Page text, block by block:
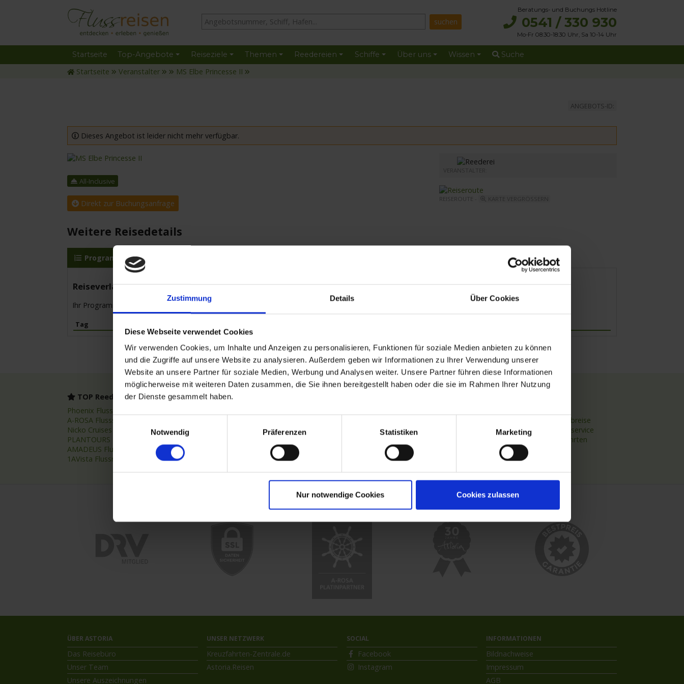
Zustimmung Details Über Cookies
Diese Webseite verwendet Cookies
Wir verwenden Cookies, um Inhalte und Anzeigen zu personalisieren, Funktionen für soziale Medien anbieten zu können
und die Zugriffe auf unsere Website zu analysieren. Außerdem geben wir Informationen zu Ihrer Verwendung unserer
Website an unsere Partner für soziale Medien, Werbung und Analysen weiter. Unsere Partner führen diese Informationen
möglicherweise mit weiteren Daten zusammen, die Sie ihnen bereitgestellt haben oder die sie im Rahmen Ihrer Nutzung
der Dienste gesammelt haben.
Einwilligungsauswahl
Notwendig
Präferenzen Statistiken Marketing
Nur notwendige Cookies Cookies zulassen
Beratungs- und Buchungs Hotline
0541 / 330 930
Mo-Fr 08:30-18:30 Uhr, Sa 10-14 Uhr
Startseite Top-Angebote Reiseziele Themen Reedereien Schiffe Über uns Wissen Suche
Startseite Veranstalter MS Elbe Princesse II
ANGEBOTS-ID:
Dieses Angebot ist leider nicht mehr verfügbar.
mit der MS Elbe Princesse II
All-Inclusive
Direkt zur Buchungsanfrage REISEROUTE -
Weitere Reisedetails
Programm
Reiseverlauf
Ihr Programm für die Kreuzfahrt vom 29.10.2025 bis zum 01.01.1970
Tag
TOP Reedereien
Phoenix Flussreisen
A-ROSA Flussschiff GmbH
Nicko Cruises Flussreisen
PLANTOURS Kreuzfahrten
AMADEUS Flusskreuzfahrten
1AVista Flussreisen
TOP Reiseziele
Flussreise Osteuropa
Flusskreuzfahrten Amazonas
A-ROSA Aqua
MS Elegant Lady
MS VistaExplorer
Flussreisen mit An- und Abreise
Deutschsprachiger Gästeservice
Last Minute Flusskreuzfahrten
Flussreisen mit Rad
Kreuzfahrthäfen
ÜBER ASTORIA
Das Reisebüro
Unser Team
Unsere Auszeichnungen
UNSER NETZWERK
Kreuzfahrten-Zentrale.de
Astoria.Reisen
SOCIAL
Facebook
Instagram
INFORMATIONEN
Bildnachweise
Impressum
AGB